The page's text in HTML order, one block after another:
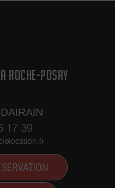
ROCHE-POSAY
17 39